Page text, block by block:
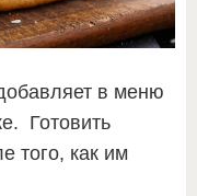
в меню
Готовить
того, как им